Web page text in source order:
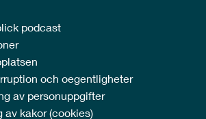
podcast
och oegentligheter
av personuppgifter
av kakor (cookies)